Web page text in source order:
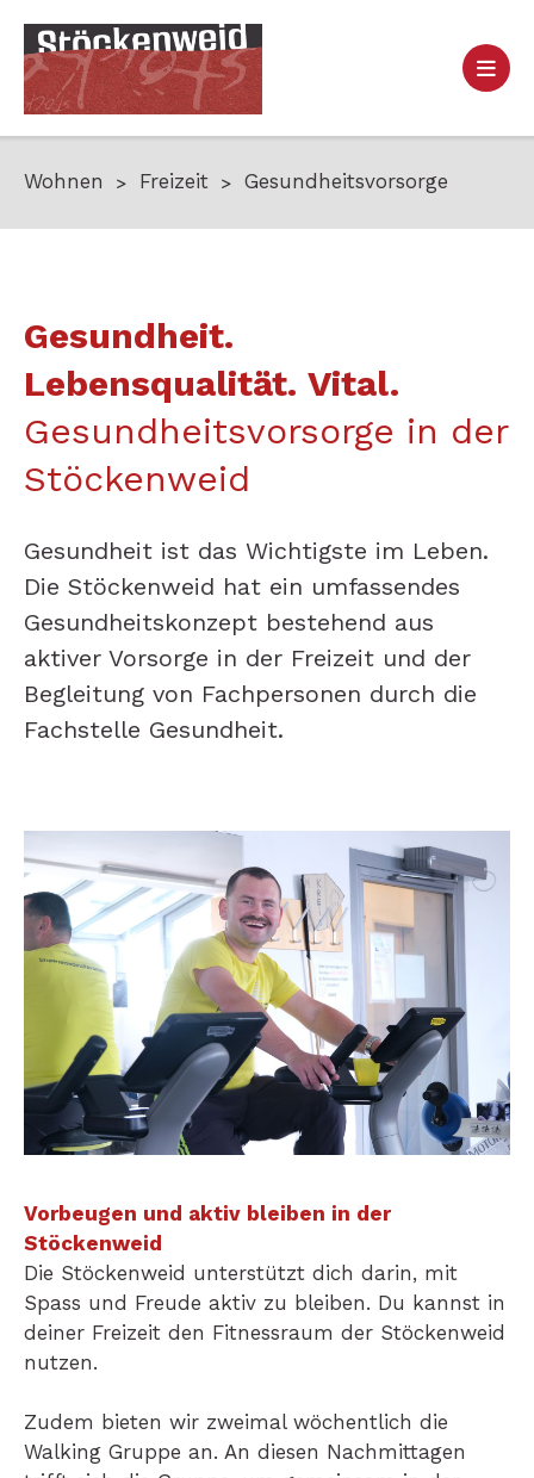
Wohnen Freizeit Gesundheitsvorsorge
Gesundheit.
Lebensqualität. Vital.
Gesundheitsvorsorge in der
Stöckenweid
Gesundheit ist das Wichtigste im Leben.
Die Stöckenweid hat ein umfassendes
Gesundheitskonzept bestehend aus
aktiver Vorsorge in der Freizeit und der
Begleitung von Fachpersonen durch die
Fachstelle Gesundheit.
Vorbeugen und aktiv bleiben in der
Stöckenweid
Die Stöckenweid unterstützt dich darin, mit
Spass und Freude aktiv zu bleiben. Du kannst in
deiner Freizeit den Fitnessraum der Stöckenweid
nutzen.
Zudem bieten wir zweimal wöchentlich die
Walking Gruppe an. An diesen Nachmittagen